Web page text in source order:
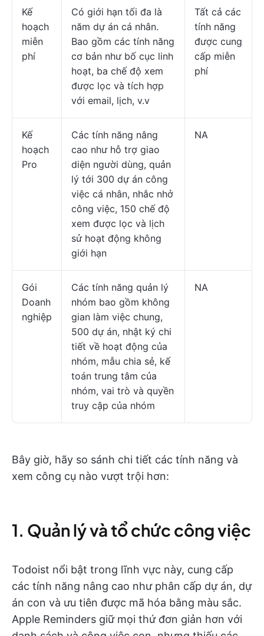
Kế
hoạch
miễn
phí
Có giới hạn tối đa là
năm dự án cá nhân.
Bao gồm các tính năng
cơ bản như bố cục linh
hoạt, ba chế độ xem
được lọc và tích hợp
với email, lịch, v.v
Tất cả các
tính năng
được cung
cấp miễn
phí
Kế
hoạch
Pro
Các tính năng nâng
cao như hỗ trợ giao
diện người dùng, quản
lý tới 300 dự án công
việc cá nhân, nhắc nhở
công việc, 150 chế độ
xem được lọc và lịch
sử hoạt động không
giới hạn
NA
Gói
Doanh
nghiệp
Các tính năng quản lý
nhóm bao gồm không
gian làm việc chung,
500 dự án, nhật ký chi
tiết về hoạt động của
nhóm, mẫu chia sẻ, kế
toán trung tâm của
nhóm, vai trò và quyền
truy cập của nhóm
NA
Bây giờ, hãy so sánh chi tiết các tính năng và
xem công cụ nào vượt trội hơn:
1. Quản lý và tổ chức công việc
Todoist nổi bật trong lĩnh vực này, cung cấp
các tính năng nâng cao như phân cấp dự án, dự
án con và ưu tiên được mã hóa bằng màu sắc.
Apple Reminders giữ mọi thứ đơn giản hơn với